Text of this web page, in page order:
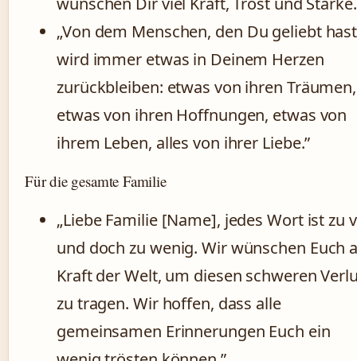
„Von dem Menschen, den Du geliebt
wird immer etwas in Deinem Herzen
zurückbleiben: etwas von ihren Träumen,
etwas von ihren Hoffnungen, etwas von
ihrem Leben, alles von ihrer Liebe.”
Für die gesamte Familie
„Liebe Familie [Name], jedes Wort ist zu
und doch zu wenig. Wir wünschen Euch
Kraft der Welt, um diesen schweren
zu tragen. Wir hoffen, dass alle
gemeinsamen Erinnerungen Euch ein